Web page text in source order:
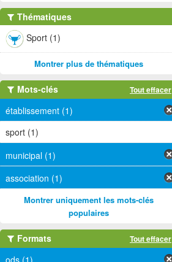
Thématiques
Sport (1)
Montrer plus de thématiques
Mots-clés Tout effacer
établissement (1)
sport (1)
municipal (1)
association (1)
Montrer uniquement les mots-clés
populaires
Formats Tout effacer